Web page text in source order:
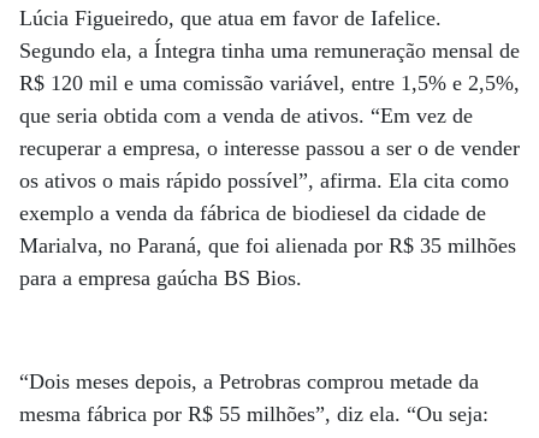
Lúcia Figueiredo, que atua em favor de Iafelice.
Segundo ela, a Íntegra tinha uma remuneração mensal de
R$ 120 mil e uma comissão variável, entre 1,5% e 2,5%,
que seria obtida com a venda de ativos. “Em vez de
recuperar a empresa, o interesse passou a ser o de vender
os ativos o mais rápido possível”, afirma. Ela cita como
exemplo a venda da fábrica de biodiesel da cidade de
Marialva, no Paraná, que foi alienada por R$ 35 milhões
para a empresa gaúcha BS Bios.
“Dois meses depois, a Petrobras comprou metade da
mesma fábrica por R$ 55 milhões”, diz ela. “Ou seja: